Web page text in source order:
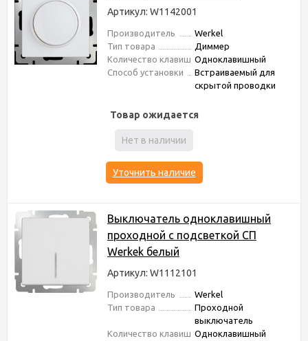
Артикул: W1142001
Производитель
Werkel
Тип товара
Диммер
Количество клавиш Одноклавишный
Способ установки
Встраиваемый для
скрытой проводки
Товар ожидается
Нет в наличии
Уточнить наличие
Выключатель одноклавишный
проходной с подсветкой СП
Werkek белый
Артикул: W1112101
Производитель
Werkel
Тип товара
Проходной
выключатель
Количество клавиш Одноклавишный